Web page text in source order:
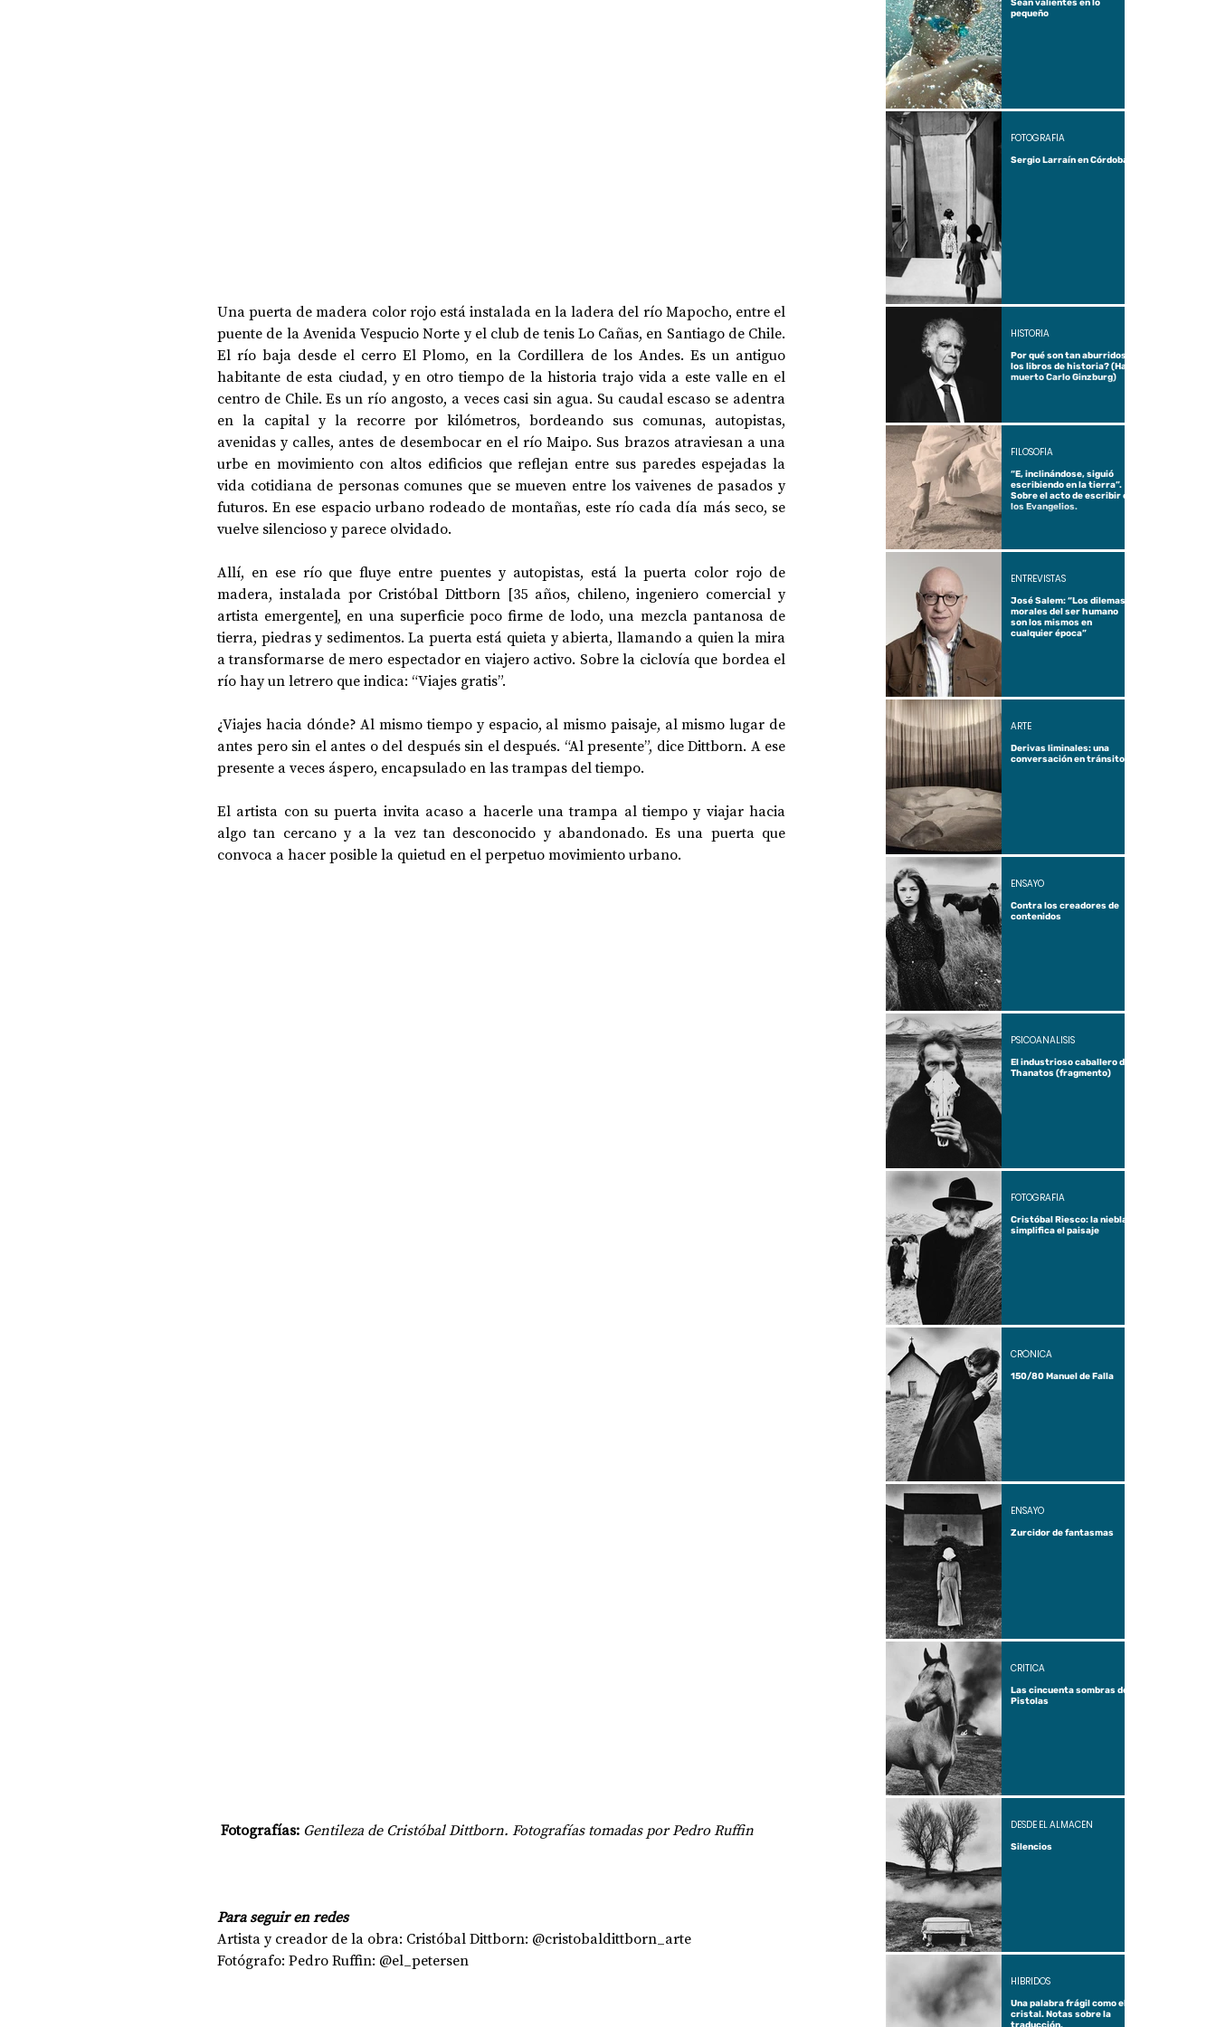
Una puerta de madera color rojo está instalada en la ladera del río Mapocho, entre el
puente de la Avenida Vespucio Norte y el club de tenis Lo Cañas, en Santiago de Chile.
El río baja desde el cerro El Plomo, en la Cordillera de los Andes. Es un antiguo
habitante de esta ciudad, y en otro tiempo de la historia trajo vida a este valle en el
centro de Chile. Es un río angosto, a veces casi sin agua. Su caudal escaso se adentra
en la capital y la recorre por kilómetros, bordeando sus comunas, autopistas,
avenidas y calles, antes de desembocar en el río Maipo. Sus brazos atraviesan a una
urbe en movimiento con altos edificios que reflejan entre sus paredes espejadas la
vida cotidiana de personas comunes que se mueven entre los vaivenes de pasados y
futuros. En ese espacio urbano rodeado de montañas, este río cada día más seco, se
vuelve silencioso y parece olvidado.
Allí, en ese río que fluye entre puentes y autopistas, está la puerta color rojo de
madera, instalada por Cristóbal Dittborn [35 años, chileno, ingeniero comercial y
artista emergente], en una superficie poco firme de lodo, una mezcla pantanosa de
tierra, piedras y sedimentos. La puerta está quieta y abierta, llamando a quien la mira
a transformarse de mero espectador en viajero activo. Sobre la ciclovía que bordea el
río hay un letrero que indica: “Viajes gratis”.
¿Viajes hacia dónde? Al mismo tiempo y espacio, al mismo paisaje, al mismo lugar de
antes pero sin el antes o del después sin el después. “Al presente”, dice Dittborn. A ese
presente a veces áspero, encapsulado en las trampas del tiempo.
El artista con su puerta invita acaso a hacerle una trampa al tiempo y viajar hacia
algo tan cercano y a la vez tan desconocido y abandonado. Es una puerta que
convoca a hacer posible la quietud en el perpetuo movimiento urbano.
Fotografías: Gentileza de Cristóbal Dittborn. Fotografías tomadas por Pedro Ruffin
Para seguir en redes
Artista y creador de la obra: Cristóbal Dittborn: @cristobaldittborn_arte
Fotógrafo: Pedro Ruffin: @el_petersen
Sean valientes en lo
pequeño
Sergio Larraín en Córdoba
FOTOGRAFÍA
Por qué son tan aburridos
los libros de historia? (Ha
muerto Carlo Ginzburg)
HISTORIA
“E, inclinándose, siguió
escribiendo en la tierra”.
Sobre el acto de escribir en
los Evangelios.
FILOSOFÍA
José Salem: “Los dilemas
morales del ser humano
son los mismos en
cualquier época”
ENTREVISTAS
Derivas liminales: una
conversación en tránsito
ARTE
Contra los creadores de
contenidos
ENSAYO
El industrioso caballero de
Thanatos (fragmento)
PSICOANÁLISIS
Cristóbal Riesco: la niebla
simplifica el paisaje
FOTOGRAFÍA
150/80 Manuel de Falla
CRÓNICA
Zurcidor de fantasmas
ENSAYO
Las cincuenta sombras de
Pistolas
CRÍTICA
Silencios
DESDE EL ALMACÉN
Una palabra frágil como el
cristal. Notas sobre la
HÍBRIDOS